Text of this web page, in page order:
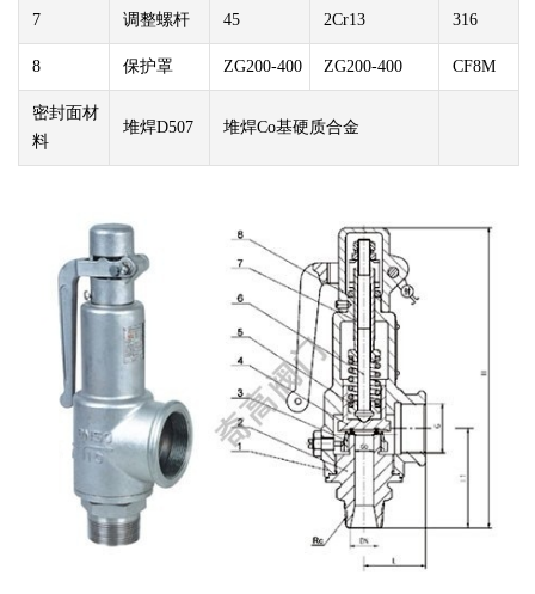
7 调整螺杆 45 2Cr13 316
8 保护罩 ZG200-400 ZG200-400 CF8M
密封面材
料
堆焊D507 堆焊Co基硬质合金